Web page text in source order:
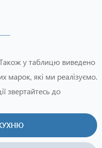
Також у таблицю виведено
марок, які ми реалізуємо.
звертайтесь до